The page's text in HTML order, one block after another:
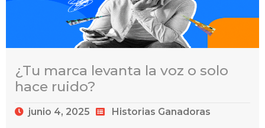
¿Tu marca levanta la voz o solo
hace ruido?
junio 4, 2025 Historias Ganadoras